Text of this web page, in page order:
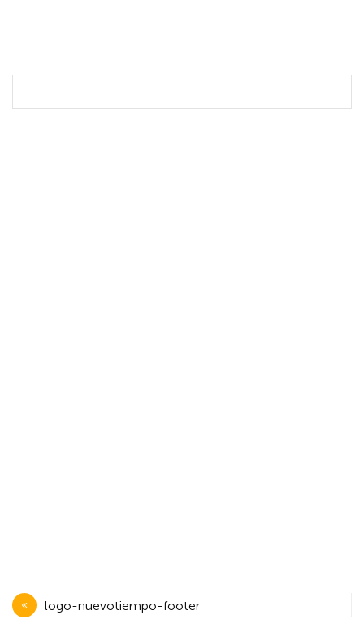
Navegación
de
logo-nuevotiempo-footer